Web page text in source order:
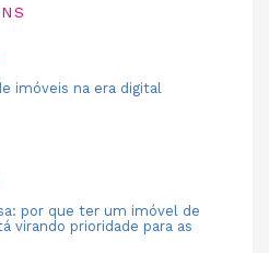
imóveis na era digital
por que ter um imóvel de
virando prioridade para as